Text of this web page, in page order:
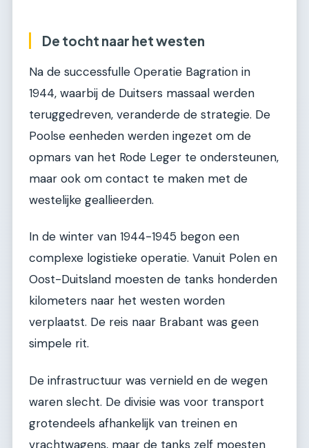
De tocht naar het westen
Na de successfulle Operatie Bagration in
1944, waarbij de Duitsers massaal werden
teruggedreven, veranderde de strategie. De
Poolse eenheden werden ingezet om de
opmars van het Rode Leger te ondersteunen,
maar ook om contact te maken met de
westelijke geallieerden.
In de winter van 1944-1945 begon een
complexe logistieke operatie. Vanuit Polen en
Oost-Duitsland moesten de tanks honderden
kilometers naar het westen worden
verplaatst. De reis naar Brabant was geen
simpele rit.
De infrastructuur was vernield en de wegen
waren slecht. De divisie was voor transport
grotendeels afhankelijk van treinen en
vrachtwagens, maar de tanks zelf moesten